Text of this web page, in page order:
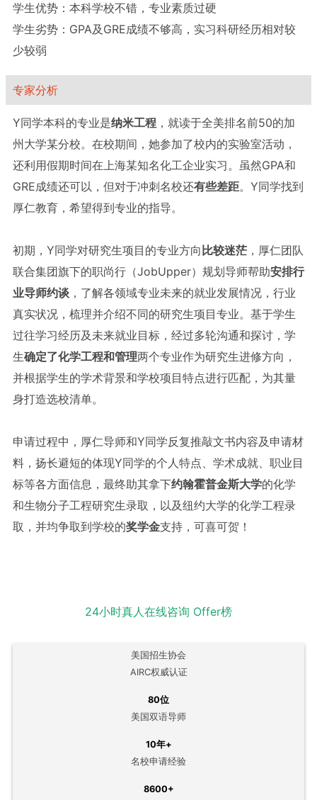
学生优势：本科学校不错，专业素质过硬
学生劣势：GPA及GRE成绩不够高，实习科研经历相对较
少较弱
专家分析
Y同学本科的专业是纳米工程 ，就读于全美排名前50的加
州大学某分校。在校期间，她参加了校内的实验室活动，
还利用假期时间在上海某知名化工企业实习。虽然GPA和
GRE成绩还可以，但对于冲刺名校还有些差距。Y同学找到
厚仁教育，希望得到专业的指导。
初期，Y同学对研究生项目的专业方向 比较迷茫 ，厚仁团队
联合集团旗下的职尚行（JobUpper）规划导师帮助安排行
业导师约谈 ，了解各领域专业未来的就业发展情况，行业
真实状况，梳理并介绍不同的研究生项目专业。基于学生
过往学习经历及未来就业目标，经过多轮沟通和探讨，学
生确定了化学工程和管理两个专业作为研究生进修方向，
并根据学生的学术背景和学校项目特点进行匹配，为其量
身打造选校清单。
申请过程中，厚仁导师和Y同学反复推敲文书内容及申请材
料，扬长避短的体现Y同学的个人特点、学术成就、职业目
标等各方面信息，最终助其拿下约翰霍普金斯大学的化学
和生物分子工程研究生录取，以及纽约大学的化学工程录
取，并均争取到学校的奖学金支持，可喜可贺！
24小时真人在线咨询 Offer榜
美国招生协会
AIRC权威认证
80位
美国双语导师
10年+
名校申请经验
8600+